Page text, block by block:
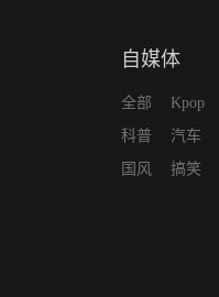
自媒体
全部
科普
国风
Kpop
汽车
搞笑